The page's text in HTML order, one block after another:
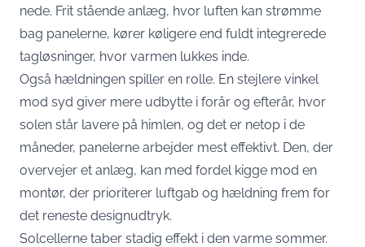
nede. Frit stående anlæg, hvor luften kan strømme
bag panelerne, kører køligere end fuldt integrerede
tagløsninger, hvor varmen lukkes inde.
Også hældningen spiller en rolle. En stejlere vinkel
mod syd giver mere udbytte i forår og efterår, hvor
solen står lavere på himlen, og det er netop i de
måneder, panelerne arbejder mest effektivt. Den, der
overvejer et anlæg, kan med fordel kigge mod en
montør, der prioriterer luftgab og hældning frem for
det reneste designudtryk.
Solcellerne taber stadig effekt i den varme sommer.